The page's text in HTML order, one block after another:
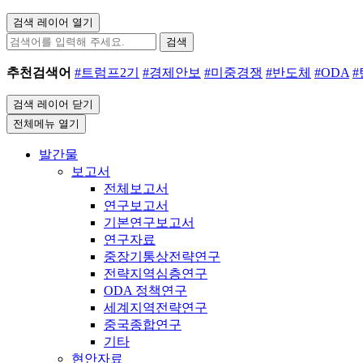
검색 레이어 열기
검색
추천검색어 #트럼프2기 #경제안보 #미중경쟁 #반도체 #ODA #
검색 레이어 닫기
전체메뉴 열기
발간물
보고서
전체보고서
연구보고서
기본연구보고서
연구자료
중장기통상전략연구
전략지역심층연구
ODA 정책연구
세계지역전략연구
중국종합연구
기타
현안자료